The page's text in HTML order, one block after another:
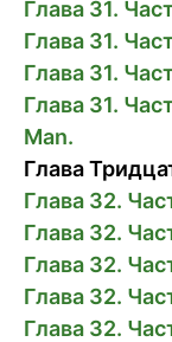
Глава 31.
Глава 31.
Глава 31.
Глава 31.
Man.
Глава
Глава 32.
Глава 32.
Глава 32.
Глава 32.
Глава 32.